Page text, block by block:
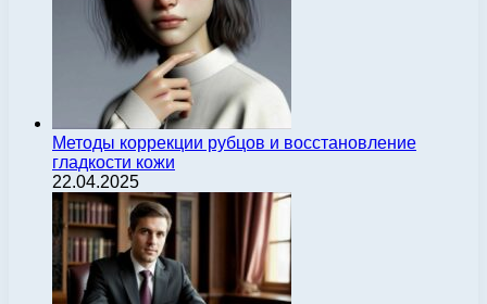
Методы коррекции рубцов и восстановление
гладкости кожи
22.04.2025